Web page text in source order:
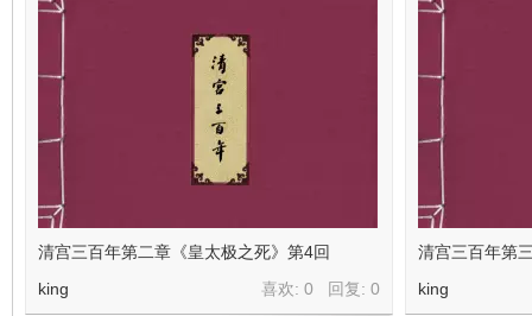
清宫三百年第二章《皇太极之死》第4回
喜欢: 0 回复: 0
king
清宫三百年第
king